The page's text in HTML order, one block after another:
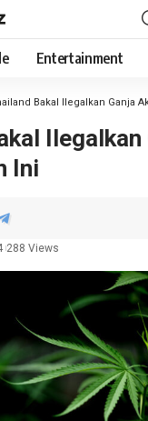
Entertainment
Bakal Ilegalkan Ganja
Ilegalkan
Ini
288 Views